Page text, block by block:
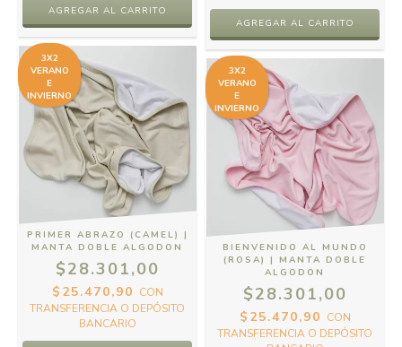
3X2
VERANO
E
INVIERNO
PRIMER ABRAZO (CAMEL) |
MANTA DOBLE ALGODON
$28.301,00
$25.470,90 CON
TRANSFERENCIA O DEPÓSITO
BANCARIO
3X2
VERANO
E
INVIERNO
BIENVENIDO AL MUNDO
(ROSA) | MANTA DOBLE
ALGODON
$28.301,00
$25.470,90 CON
TRANSFERENCIA O DEPÓSITO